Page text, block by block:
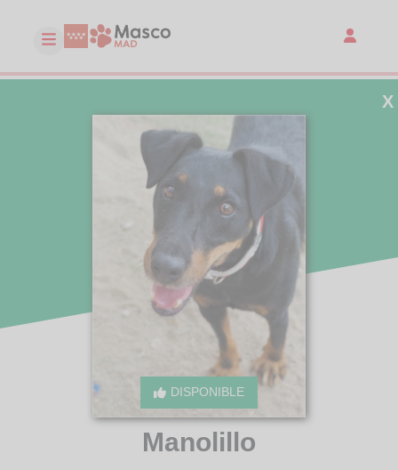
DISPONIBLE
X
Manolillo